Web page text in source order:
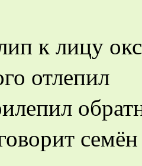
к лицу
отлепил
семён